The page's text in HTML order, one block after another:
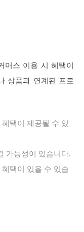
머스 이용 시 혜택이
상품과 연계된 프로
택이 제공될 수 있
가능성이 있습니다.
택이 있을 수 있습